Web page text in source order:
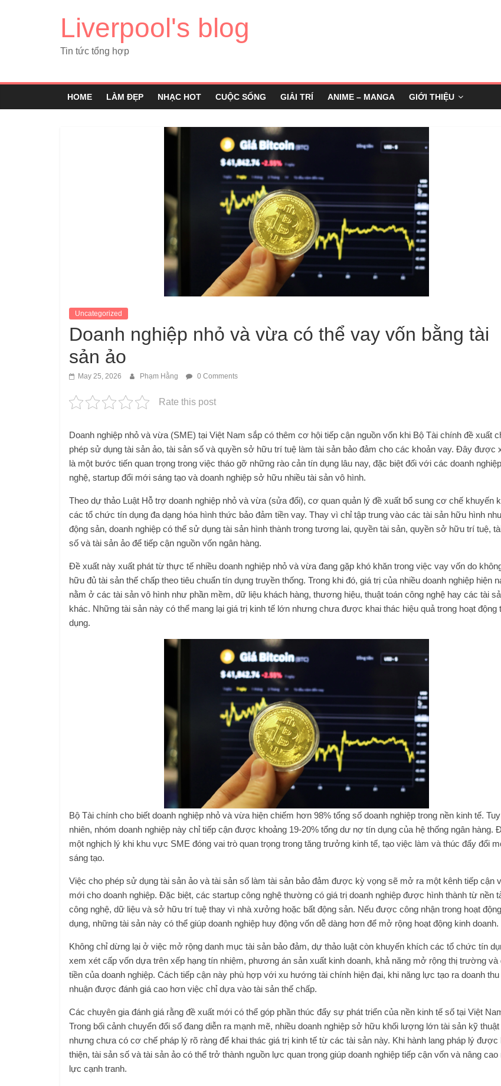
Liverpool's blog
Tin tức tổng hợp
HOME LÀM ĐẸP NHẠC HOT CUỘC SỐNG GIẢI TRÍ ANIME – MANGA GIỚI THIỆU
Uncategorized
Doanh nghiệp nhỏ và vừa có thể vay vốn bằng tài
sản ảo
May 25, 2026 Phạm Hằng 0 Comments
Rate this post
Doanh nghiệp nhỏ và vừa (SME) tại Việt Nam sắp có thêm cơ hội tiếp cận nguồn vốn khi Bộ Tài chính đề xuất
phép sử dụng tài sản ảo, tài sản số và quyền sở hữu trí tuệ làm tài sản bảo đảm cho các khoản vay. Đây được
là một bước tiến quan trọng trong việc tháo gỡ những rào cản tín dụng lâu nay, đặc biệt đối với các doanh
nghệ, startup đổi mới sáng tạo và doanh nghiệp sở hữu nhiều tài sản vô hình.
Theo dự thảo Luật Hỗ trợ doanh nghiệp nhỏ và vừa (sửa đổi), cơ quan quản lý đề xuất bổ sung cơ chế khuyến
các tổ chức tín dụng đa dạng hóa hình thức bảo đảm tiền vay. Thay vì chỉ tập trung vào các tài sản hữu hình
động sản, doanh nghiệp có thể sử dụng tài sản hình thành trong tương lai, quyền tài sản, quyền sở hữu trí tuệ,
số và tài sản ảo để tiếp cận nguồn vốn ngân hàng.
Đề xuất này xuất phát từ thực tế nhiều doanh nghiệp nhỏ và vừa đang gặp khó khăn trong việc vay vốn do
hữu đủ tài sản thế chấp theo tiêu chuẩn tín dụng truyền thống. Trong khi đó, giá trị của nhiều doanh nghiệp hiện
nằm ở các tài sản vô hình như phần mềm, dữ liệu khách hàng, thương hiệu, thuật toán công nghệ hay các tài
khác. Những tài sản này có thể mang lại giá trị kinh tế lớn nhưng chưa được khai thác hiệu quả trong hoạt động
dụng.
Bộ Tài chính cho biết doanh nghiệp nhỏ và vừa hiện chiếm hơn 98% tổng số doanh nghiệp trong nền kinh tế. Tuy
nhiên, nhóm doanh nghiệp này chỉ tiếp cận được khoảng 19-20% tổng dư nợ tín dụng của hệ thống ngân hàng.
một nghịch lý khi khu vực SME đóng vai trò quan trọng trong tăng trưởng kinh tế, tạo việc làm và thúc đẩy đổi
sáng tạo.
Việc cho phép sử dụng tài sản ảo và tài sản số làm tài sản bảo đảm được kỳ vọng sẽ mở ra một kênh tiếp cận
mới cho doanh nghiệp. Đặc biệt, các startup công nghệ thường có giá trị doanh nghiệp được hình thành từ nền
công nghệ, dữ liệu và sở hữu trí tuệ thay vì nhà xưởng hoặc bất động sản. Nếu được công nhận trong hoạt
dụng, những tài sản này có thể giúp doanh nghiệp huy động vốn dễ dàng hơn để mở rộng hoạt động kinh doanh.
Không chỉ dừng lại ở việc mở rộng danh mục tài sản bảo đảm, dự thảo luật còn khuyến khích các tổ chức tín
xem xét cấp vốn dựa trên xếp hạng tín nhiệm, phương án sản xuất kinh doanh, khả năng mở rộng thị trường và
tiền của doanh nghiệp. Cách tiếp cận này phù hợp với xu hướng tài chính hiện đại, khi năng lực tạo ra doanh
nhuận được đánh giá cao hơn việc chỉ dựa vào tài sản thế chấp.
Các chuyên gia đánh giá rằng đề xuất mới có thể góp phần thúc đẩy sự phát triển của nền kinh tế số tại Việt
Trong bối cảnh chuyển đổi số đang diễn ra mạnh mẽ, nhiều doanh nghiệp sở hữu khối lượng lớn tài sản kỹ
nhưng chưa có cơ chế pháp lý rõ ràng để khai thác giá trị kinh tế từ các tài sản này. Khi hành lang pháp lý được
thiện, tài sản số và tài sản ảo có thể trở thành nguồn lực quan trọng giúp doanh nghiệp tiếp cận vốn và nâng cao
lực cạnh tranh.